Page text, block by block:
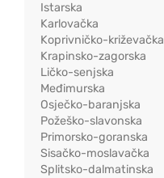
Istarska
Karlovačka
Koprivničko-križevačka
Krapinsko-zagorska
Ličko-senjska
Međimurska
Osječko-baranjska
Požeško-slavonska
Primorsko-goranska
Sisačko-moslavačka
Splitsko-dalmatinska